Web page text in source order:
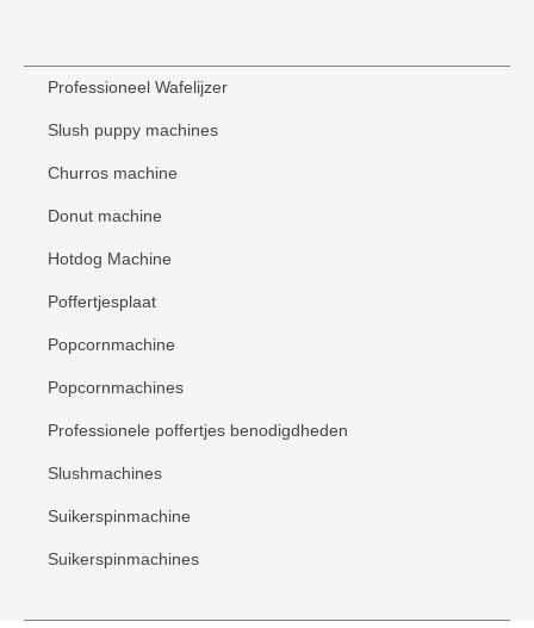
Professioneel Wafelijzer
Slush puppy machines
Churros machine
Donut machine
Hotdog Machine
Poffertjesplaat
Popcornmachine
Popcornmachines
Professionele poffertjes benodigdheden
Slushmachines
Suikerspinmachine
Suikerspinmachines